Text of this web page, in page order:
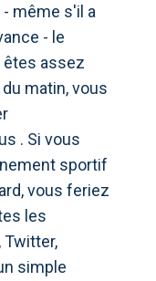
même s'il a
- le
êtes assez
matin, vous
. Si vous
sportif
vous feriez
les
Twitter,
simple